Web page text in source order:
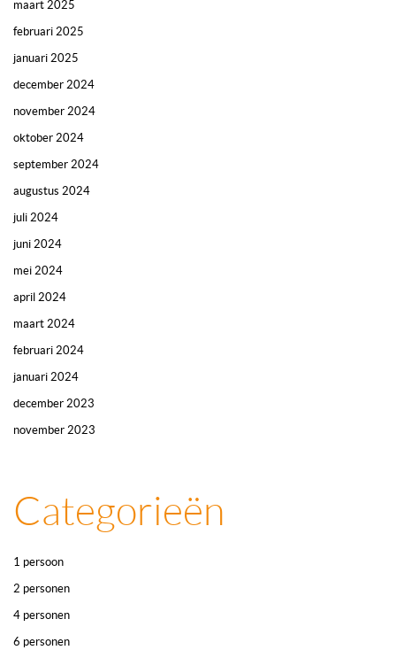
maart 2025
februari 2025
januari 2025
december 2024
november 2024
oktober 2024
september 2024
augustus 2024
juli 2024
juni 2024
mei 2024
april 2024
maart 2024
februari 2024
januari 2024
december 2023
november 2023
Categorieën
1 persoon
2 personen
4 personen
6 personen